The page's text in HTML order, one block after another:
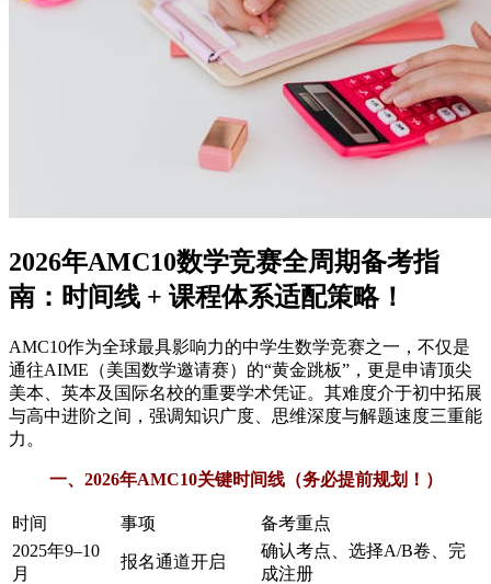
2026年AMC10数学竞赛全周期备考指
南：时间线 + 课程体系适配策略！
AMC10作为全球最具影响力的中学生数学竞赛之一，不仅是
通往AIME（美国数学邀请赛）的“黄金跳板”，更是申请顶尖
美本、英本及国际名校的重要学术凭证。其难度介于初中拓展
与高中进阶之间，强调知识广度、思维深度与解题速度三重能
力。
一、2026年AMC10关键时间线（务必提前规划！）
时间 事项
备考重点
2025年9–10
月
报名通道开启
确认考点、选择A/B卷、完
成注册